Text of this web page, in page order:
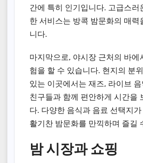
간에 특히 인기입니다. 고급스러
한 서비스는 방콕 밤문화의 매력
니다.
마지막으로, 야시장 근처의 바에
험을 할 수 있습니다. 현지의 분
있는 이곳에서는 재즈, 라이브
친구들과 함께 편안하게 시간을
다. 다양한 음식과 음료 선택지가
활기찬 밤문화를 만끽하며 즐길
밤 시장과 쇼핑